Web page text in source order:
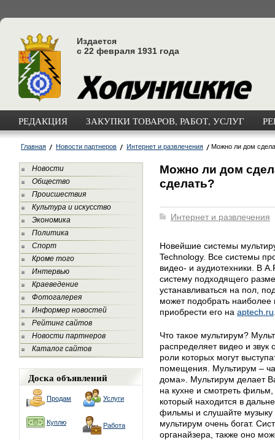
Издается
с 22 февраля 1931 года
РЕДАКЦИЯ ЗАКУПКИ ТОВАРОВ, РАБОТ, УСЛУГ
Главная Новости партнеров Интернет и развлечения Можно ли дом
Новости
Общество
Происшествия
Культура и искусство
Экономика
Политика
Спорт
Кроме того
Интервью
Краеведение
Фотогалерея
Информер новостей
Рейтинг сайтов
Новости партнеров
Каталог сайтов
Доска объявлений
Продам Услуги
Куплю Работа
Можно ли дом
сделать?
Интернет и развлечения
Новейшие системы
Technology. Все системы
видео- и аудиотехники. В
систему подходящего
устанавливаться на пол,
может подобрать
приобрести его на aptech.ru
Что такое мультирум?
распределяет видео и звук
роли которых могут
помещения. Мультирум –
дома». Мультирум делает
на кухне и смотреть
который находится в
фильмы и слушайте
мультирум очень богат.
органайзера, также оно